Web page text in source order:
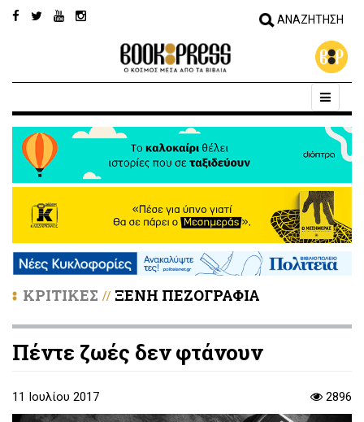
ΚΡΙΤΙΚΕΣ // ΞΕΝΗ ΠΕΖΟΓΡΑΦΙΑ
Πέντε ζωές δεν φτάνουν
11 Ιουλίου 2017 2896